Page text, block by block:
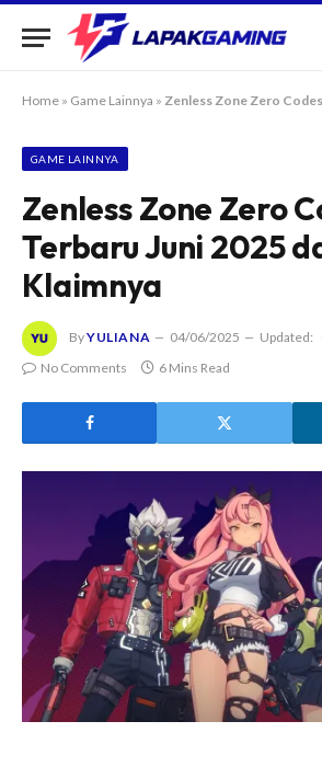
Home » Game Lainnya » Zenless Zone Zero Codes
GAME LAINNYA
Zenless Zone Zero
Terbaru Juni 2025
Klaimnya
ByYULIANA 04/06/2025 Updated:
No Comments
6 Mins Read